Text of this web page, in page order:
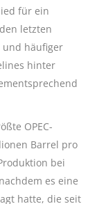
für ein
letzten
und häufiger
hinter
OPEC-
Barrel pro
bei
es eine
hatte, die seit